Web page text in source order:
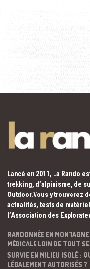
Lancé en 2011, La Rando
trekking, d’alpinisme, de
Outdoor.Vous y trouverez
actualités, tests de
l’Association des
RANDONNÉE EN
MÉDICALE LOIN DE TOUT
SURVIE EN MILIEU ISOLÉ :
LÉGALEMENT AUTORISÉS ?